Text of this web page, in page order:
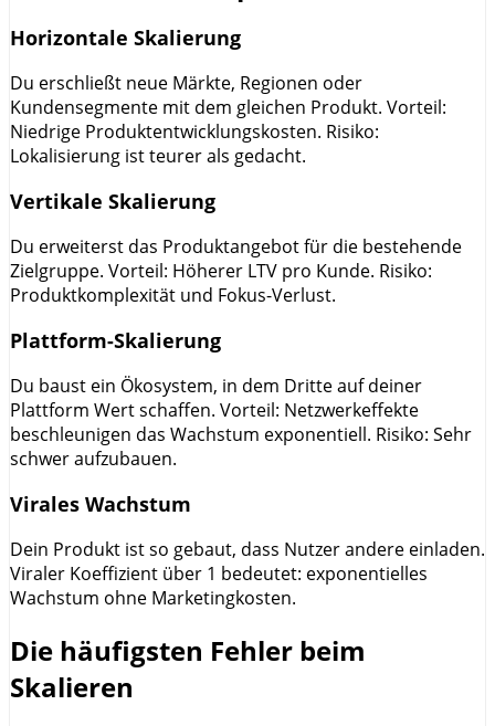
Horizontale Skalierung
Du erschließt neue Märkte, Regionen oder
Kundensegmente mit dem gleichen Produkt. Vorteil:
Niedrige Produktentwicklungskosten. Risiko:
Lokalisierung ist teurer als gedacht.
Vertikale Skalierung
Du erweiterst das Produktangebot für die bestehende
Zielgruppe. Vorteil: Höherer LTV pro Kunde. Risiko:
Produktkomplexität und Fokus-Verlust.
Plattform-Skalierung
Du baust ein Ökosystem, in dem Dritte auf deiner
Plattform Wert schaffen. Vorteil: Netzwerkeffekte
beschleunigen das Wachstum exponentiell. Risiko: Sehr
schwer aufzubauen.
Virales Wachstum
Dein Produkt ist so gebaut, dass Nutzer andere einladen.
Viraler Koeffizient über 1 bedeutet: exponentielles
Wachstum ohne Marketingkosten.
Die häufigsten Fehler beim
Skalieren